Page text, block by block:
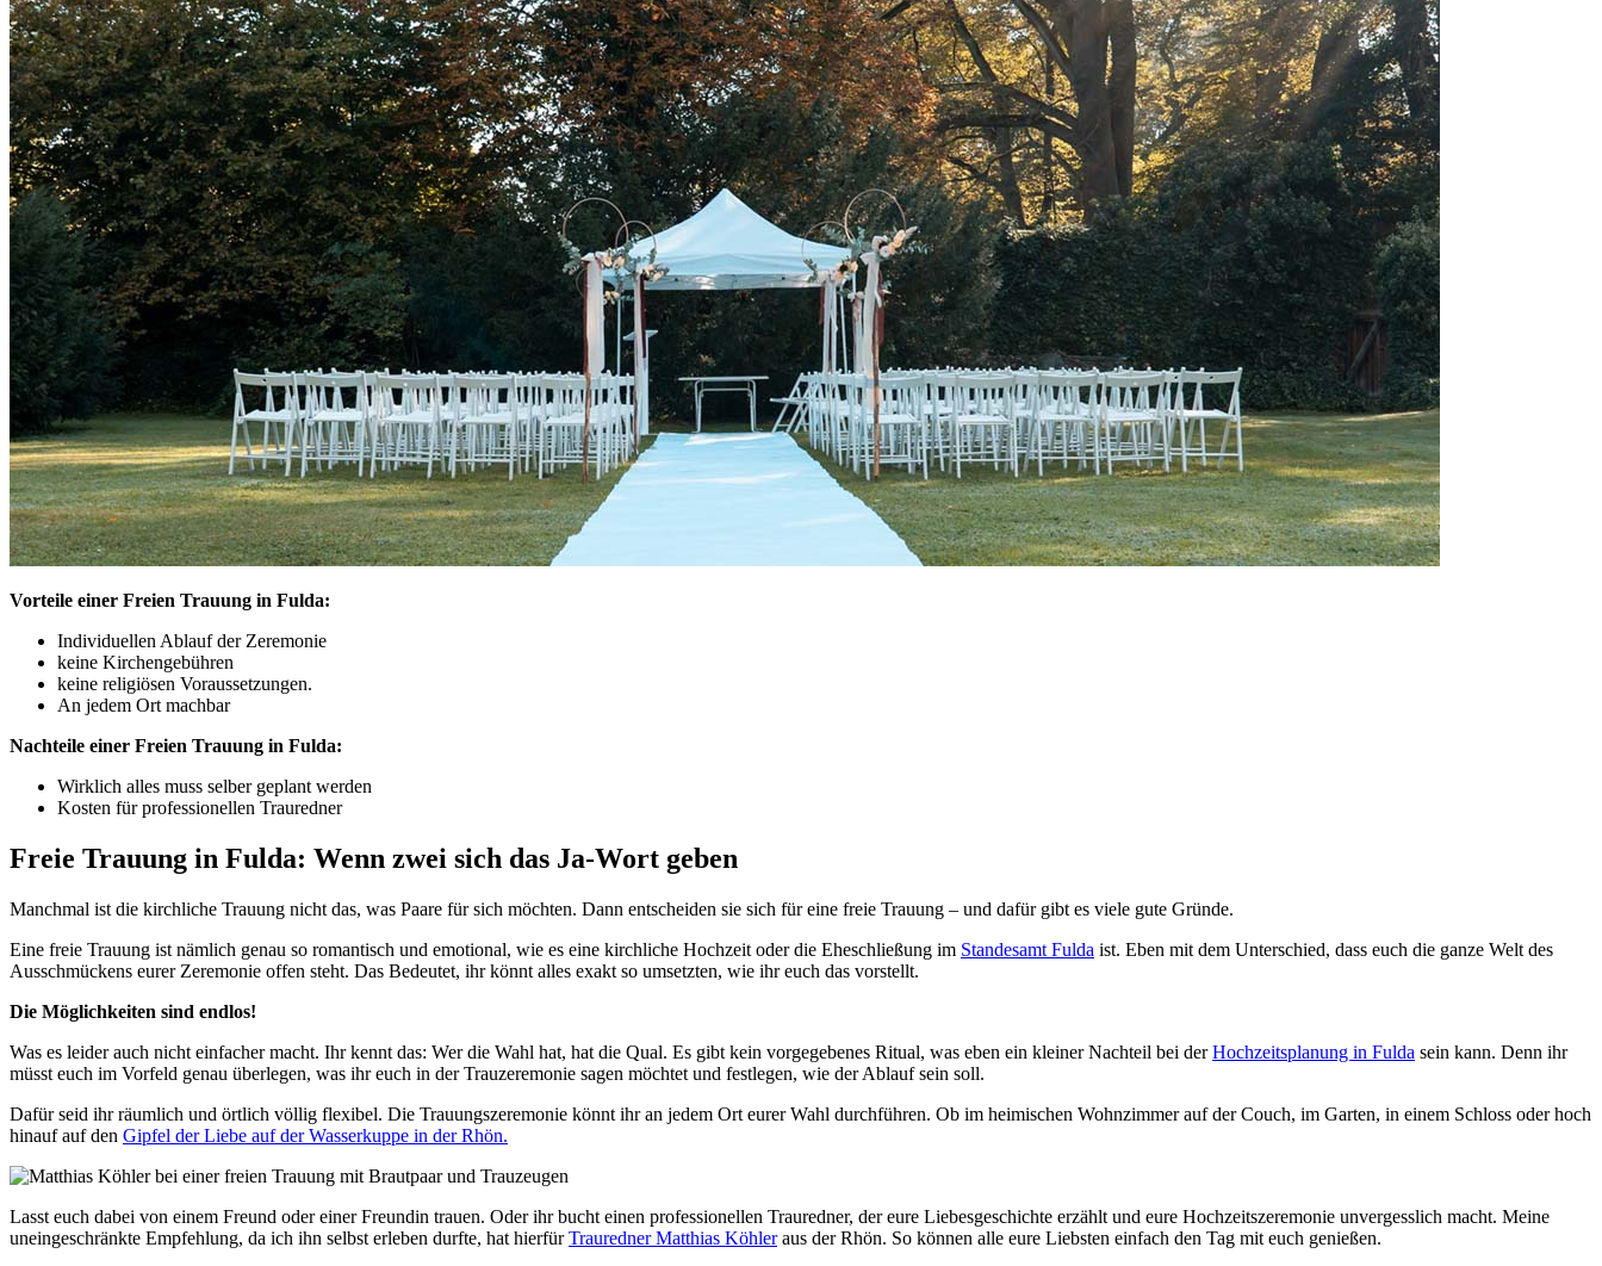
Hochzeitsreportage
Reportagen
Paarshooting
Kontakt
Menü Menü
Vorteile einer Freien Trauung in Fulda:
Individuellen Ablauf der Zeremonie
keine Kirchengebühren
keine religiösen Voraussetzungen.
An jedem Ort machbar
Nachteile einer Freien Trauung in Fulda:
Wirklich alles muss selber geplant werden
Kosten für professionellen Trauredner
Freie Trauung in Fulda: Wenn zwei sich das Ja-Wort geben
Manchmal ist die kirchliche Trauung nicht das, was Paare für sich möchten. Dann entscheiden sie sich für eine freie Trauung – und dafür gibt es viele gute Gründe.
Eine freie Trauung ist nämlich genau so romantisch und emotional, wie es eine kirchliche Hochzeit oder die Eheschließung im Standesamt Fulda ist. Eben mit dem Unterschied, dass euch die ganze Welt des
Ausschmückens eurer Zeremonie offen steht. Das Bedeutet, ihr könnt alles exakt so umsetzten, wie ihr euch das vorstellt.
Die Möglichkeiten sind endlos!
Was es leider auch nicht einfacher macht. Ihr kennt das: Wer die Wahl hat, hat die Qual. Es gibt kein vorgegebenes Ritual, was eben ein kleiner Nachteil bei derHochzeitsplanung in Fulda sein kann. Denn ihr
müsst euch im Vorfeld genau überlegen, was ihr euch in der Trauzeremonie sagen möchtet und festlegen, wie der Ablauf sein soll.
Dafür seid ihr räumlich und örtlich völlig flexibel. Die Trauungszeremonie könnt ihr an jedem Ort eurer Wahl durchführen. Ob im heimischen Wohnzimmer auf der Couch, im Garten, in einem Schloss oder hoch
hinauf auf den Gipfel der Liebe auf der Wasserkuppe in der Rhön.
Lasst euch dabei von einem Freund oder einer Freundin trauen. Oder ihr bucht einen professionellen Trauredner, der eure Liebesgeschichte erzählt und eure Hochzeitszeremonie unvergesslich macht. Meine
uneingeschränkte Empfehlung, da ich ihn selbst erleben durfte, hat hierfürTrauredner Matthias Köhleraus der Rhön. So können alle eure Liebsten einfach den Tag mit euch genießen.